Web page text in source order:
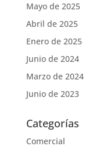
Mayo de 2025
Abril de 2025
Enero de 2025
Junio de 2024
Marzo de 2024
Junio de 2023
Categorías
Comercial